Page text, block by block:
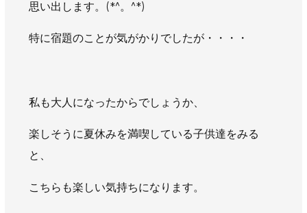
新卒・第二新卒採用 アルバイト採用
協力会社募集
思い出します。(*^。^*)
特に宿題のことが気がかりでしたが・・・・
私も大人になったからでしょうか、
楽しそうに夏休みを満喫している子供達をみる
と、
こちらも楽しい気持ちになります。